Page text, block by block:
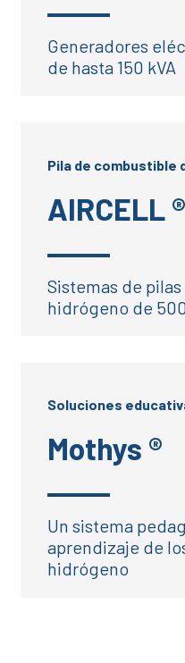
Generadores
de hasta 150 kVA
Pila de combustible
AIRCELL ®
Sistemas de
hidrógeno de
Soluciones
Mothys ®
Un sistema
aprendizaje de
hidrógeno